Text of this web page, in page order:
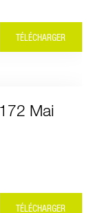
TÉLÉCHARGER
Mai
TÉLÉCHARGER